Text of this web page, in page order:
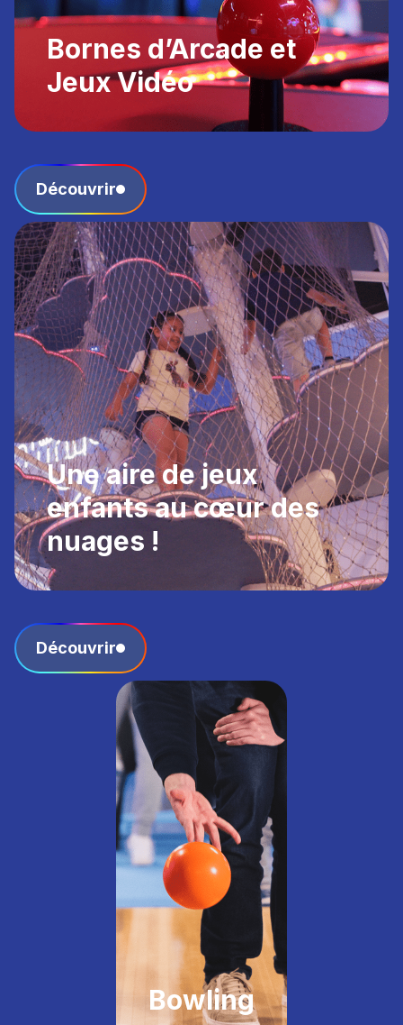
Bornes d’Arcade et
Jeux Vidéo
Découvrir
Une aire de jeux
enfants au cœur des
nuages !
Découvrir
Bowling